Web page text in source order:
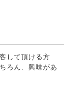
して頂ける方
ろん、興味があ